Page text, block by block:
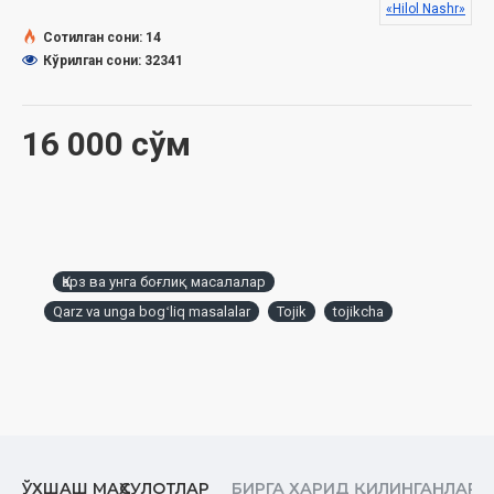
долзарб масалаларидан бирига айланиб қолди, десак
муболаға қилмаган бўламиз. Аввалги тузум даврида
кишиларнинг иқтисодий фаолияти қатъий чегараланган,
ҳозиргичалик дуч келишмасди. Янги шароитда кўпчиликда
осон йўл билан тезроқ ва кўпроқ бойлик орттириш истаги авж
фойда кўраман, икки марта «айлантирсам», мана бунча
бўлади», қабилидаги ҳисоб-китобларни қилишга тушдилар.
Ҳар ким қилмоқчи бўлган ишини яхши биладими-йўқми,
мазкур ишни улардан ўрганиб ўзлаштириб олгани ҳақида
16 000 сўм
«Hilol Nashr»
Сотилган сони: 14
Кўрилган сони: 32341
Қарз ва унга боғлиқ масалалар
Qarz va unga bogʻliq masalalar
Tojik tojikcha
ЎХШАШ МАҲСУЛОТЛАР БИРГА ХАРИД ҚИЛИНГАНЛАР